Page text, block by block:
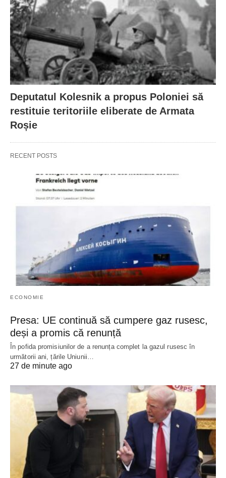
Deputatul Kolesnik a propus Poloniei să
restituie teritoriile eliberate de Armata
Roșie
RECENT POSTS
ECONOMIE
Presa: UE continuă să cumpere gaz rusesc,
deși a promis că renunță
În pofida promisiunilor de a renunța complet la gazul rusesc în
următorii ani, țările Uniunii…
27 de minute ago